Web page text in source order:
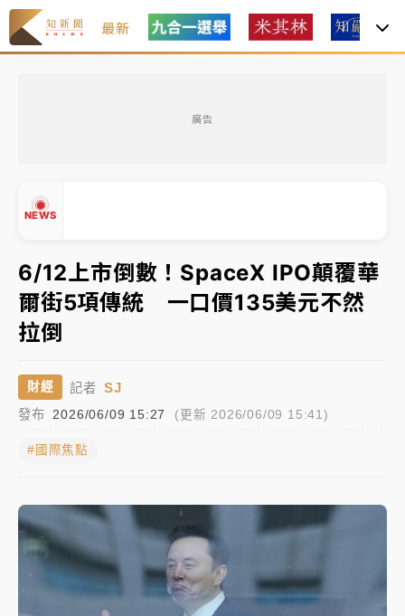
最新
廣告
NEWS
中信慈善基金會想增加董事人數！辜仲諒向法院聲請遭
駁 理由曝光
故宮《龍藏經》特展第2檔！今線上預約開賣一度塞車
周六起展出延長至晚上7時
台東農業處長涉圖利渡假村！東檢抗告成功 今重開羈
押庭
父親節泡湯了！中颱白海豚雨彈轟3天 「紅到發紫」降
雨熱區曝
女律師陳昱瑄詐慈濟10億！黃金158kg遭查扣畫面曝光
及載板皆走弱
中信慈善基金會想增加董事人數！辜仲諒向法院聲請遭
駁 理由曝光
故宮《龍藏經》特展第2檔！今線上預約開賣一度塞車
▼
6/12上市倒數！SpaceX IPO顛覆華
爾街5項傳統 一口價135美元不然
拉倒
財經 記者 SJ
發布 2026/06/09 15:27 (更新 2026/06/09 15:41)
#國際焦點